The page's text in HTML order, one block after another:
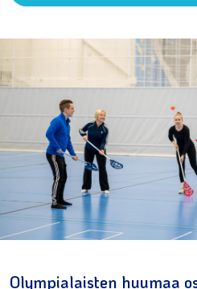
Olympialaisten huumaa